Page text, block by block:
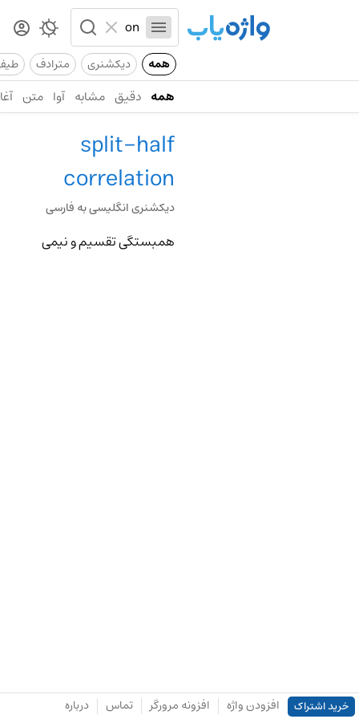
همه دیکشنری مترادف
همه دقیق مشابه آوا متن
split-half
correlation
دیکشنری انگلیسی به فارسی
همبستگی تقسیم و نیمی
خرید اشتراک افزودن واژه افزونه مرورگر تماس درباره